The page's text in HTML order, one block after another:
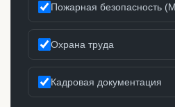
Пожарная безопасность
Охрана труда
Кадровая документация